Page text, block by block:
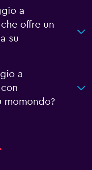
a
offre un
su
a